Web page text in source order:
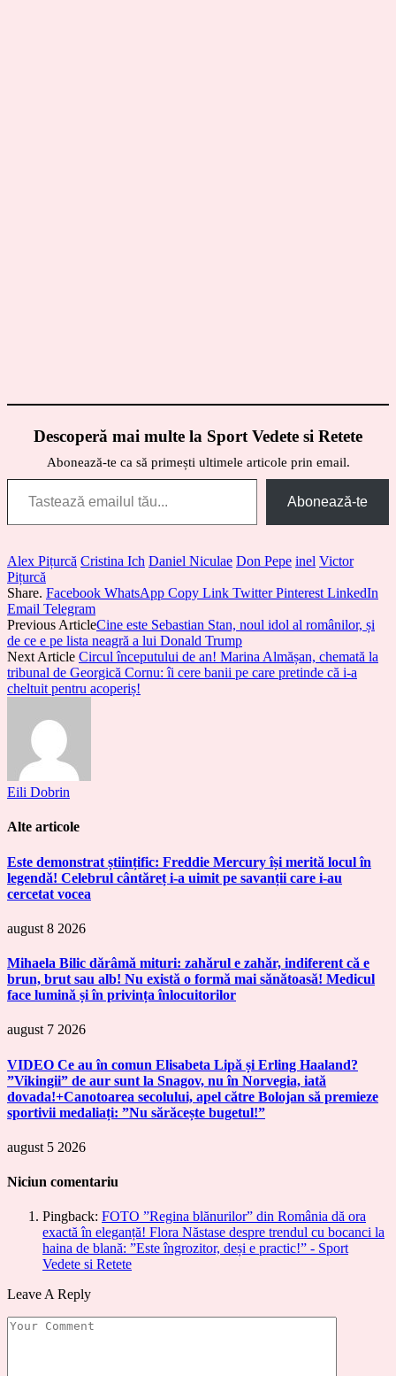
Descoperă mai multe la Sport Vedete si Retete
Abonează-te ca să primești ultimele articole prin email.
Tastează emailul tău...
Abonează-te
Alex Pițurcă Cristina Ich Daniel Niculae Don Pepe inel Victor
Pițurcă
Share. Facebook WhatsApp Copy Link Twitter Pinterest LinkedIn
Email Telegram
Previous ArticleCine este Sebastian Stan, noul idol al românilor, și
de ce e pe lista neagră a lui Donald Trump
Next Article Circul începutului de an! Marina Almășan, chemată la
tribunal de Georgică Cornu: îi cere banii pe care pretinde că i-a
cheltuit pentru acoperiș!
Eili Dobrin
Alte articole
Este demonstrat științific: Freddie Mercury își merită locul în
legendă! Celebrul cântăreț i-a uimit pe savanții care i-au
cercetat vocea
august 8 2026
Mihaela Bilic dărâmă mituri: zahărul e zahăr, indiferent că e
brun, brut sau alb! Nu există o formă mai sănătoasă! Medicul
face lumină și în privința înlocuitorilor
august 7 2026
VIDEO Ce au în comun Elisabeta Lipă și Erling Haaland?
”Vikingii” de aur sunt la Snagov, nu în Norvegia, iată
dovada!+Canotoarea secolului, apel către Bolojan să premieze
sportivii medaliați: ”Nu sărăcește bugetul!”
august 5 2026
Niciun comentariu
Pingback: FOTO ”Regina blănurilor” din România dă ora
exactă în eleganță! Flora Năstase despre trendul cu bocanci la
haina de blană: ”Este îngrozitor, deși e practic!” - Sport
Vedete si Retete
Leave A Reply